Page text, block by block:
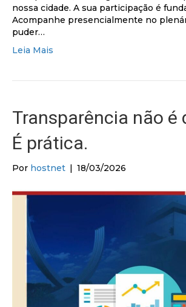
nossa cidade. A sua participação é
Acompanhe presencialmente no
puder…
Leia Mais
Transparência não é
É prática.
Por hostnet | 18/03/2026